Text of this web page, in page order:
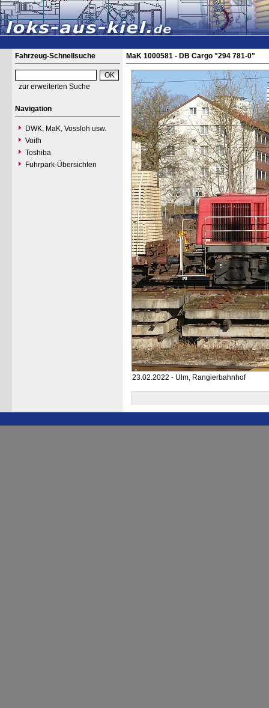
Fahrzeug-Schnellsuche
zur erweiterten Suche
Navigation
DWK, MaK, Vossloh usw.
Voith
Toshiba
Fuhrpark-Übersichten
MaK 1000581 - DB Cargo "294 781-0"
23.02.2022 - Ulm, Rangierbahnhof